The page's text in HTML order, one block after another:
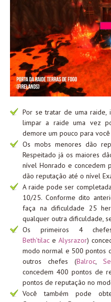
Por se tratar de uma raide,
limpar a raide uma vez
demore um pouco para
Os mobs menores dão
Respeitado já os maiores
nível Honrado e concedem
dão reputação até o nível
A raide pode ser
10/25. Conforme dito
faça na dificuldade 25
qualquer outra dificuldade,
Os primeiros 4
Beth’tilac eAlysrazor)
modo normal e 500 pontos
outros chefes (Balroc,
concedem 400 pontos de
pontos de reputação no
Você também pode